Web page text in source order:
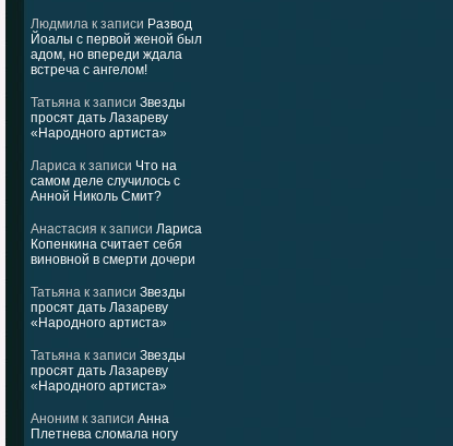
Людмила к записи Развод
Йоалы с первой женой был
адом, но впереди ждала
встреча с ангелом!
Татьяна к записи Звезды
просят дать Лазареву
«Народного артиста»
Лариса к записи Что на
самом деле случилось с
Анной Николь Смит?
Анастасия к записи Лариса
Копенкина считает себя
виновной в смерти дочери
Татьяна к записи Звезды
просят дать Лазареву
«Народного артиста»
Татьяна к записи Звезды
просят дать Лазареву
«Народного артиста»
Аноним к записи Анна
Плетнева сломала ногу